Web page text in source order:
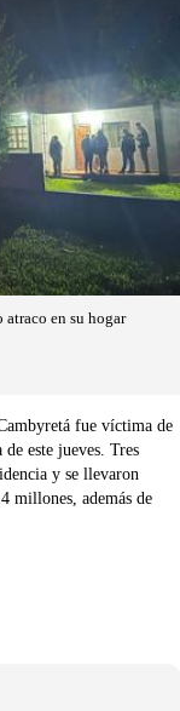
en su hogar
fue víctima de
este jueves. Tres
y se llevaron
millones, además de